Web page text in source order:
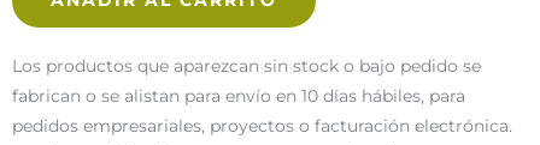
cantidad
Los productos que aparezcan sin stock o bajo pedido se
fabrican o se alistan para envío en 10 días hábiles, para
pedidos empresariales, proyectos o facturación electrónica.